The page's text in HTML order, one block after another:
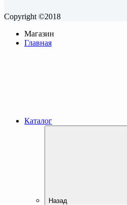
Copyright ©2018
Магазин
Главная
Каталог
Назад